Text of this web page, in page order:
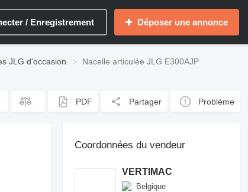
/ Enregistrement Déposer une annonce
JLG d'occasion Nacelle articulée JLG E300AJP
PDF Partager Problème
Coordonnées du vendeur
VERTIMAC
Belgique